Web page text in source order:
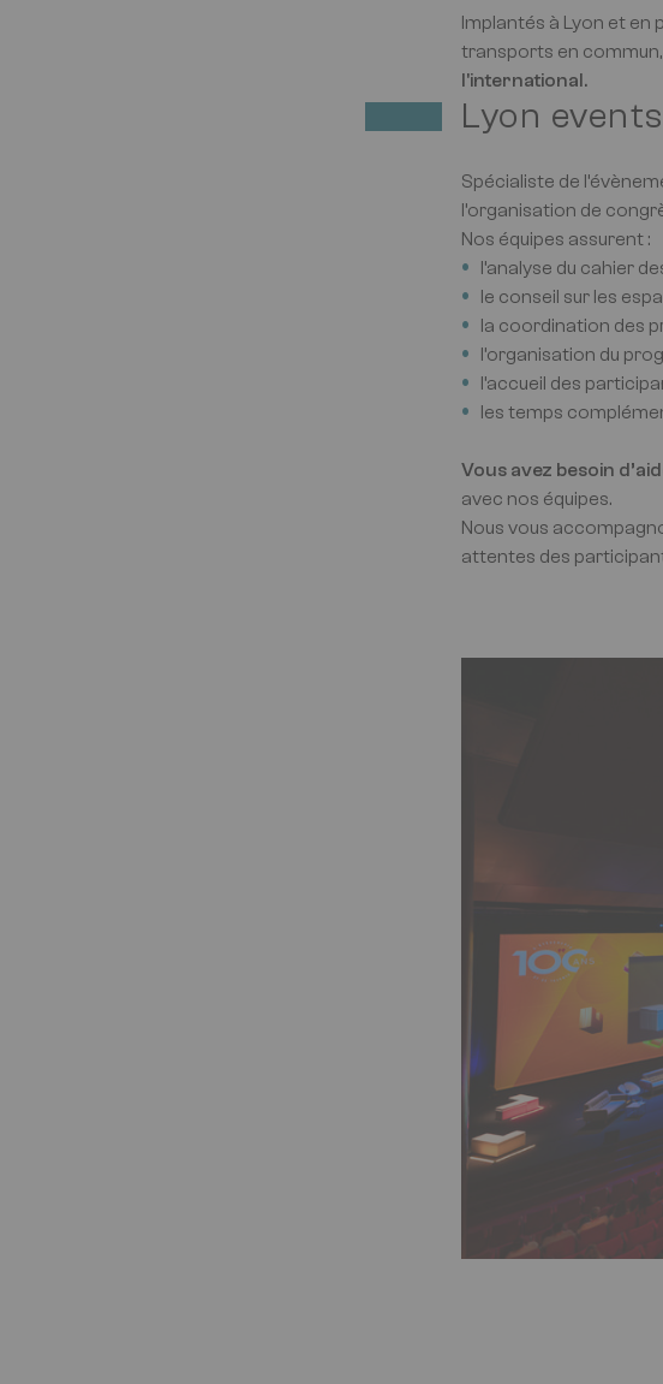
Implantés à Lyon et en
transports en
l'international.
Lyon
Spécialiste de
l’organisation de
Nos équipes assurent :
l’analyse du cahier
le conseil sur les
la coordination des
l’organisation du
l’accueil des
les temps
Vous avez besoin
avec nos équipes.
Nous vous
attentes des